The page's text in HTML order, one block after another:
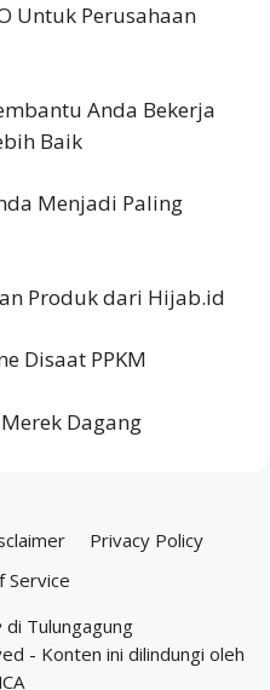
Untuk Perusahaan
Anda Bekerja
Baik
Menjadi Paling
Produk dari Hijab.id
Disaat PPKM
Dagang
Privacy Policy
Service
Tulungagung
- Konten ini dilindungi oleh